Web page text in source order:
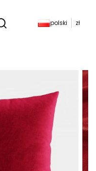
Otwórz wyszukiwarkę
Produkty w
polski zł